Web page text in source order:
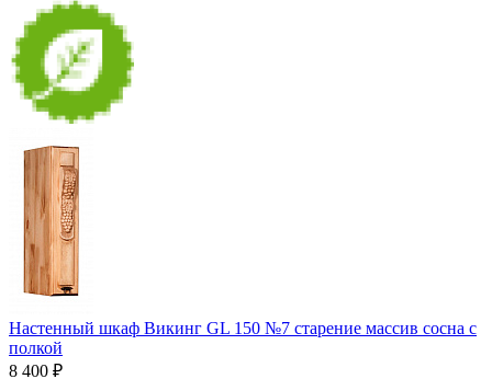
Настенный шкаф Викинг GL 150 №7 старение массив сосна с
полкой
8 400 ₽